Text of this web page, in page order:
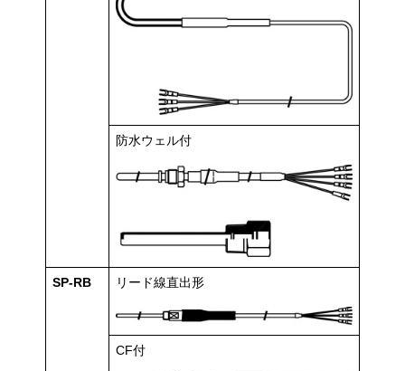
防水ウェル付
SP-RB リード線直出形
CF付